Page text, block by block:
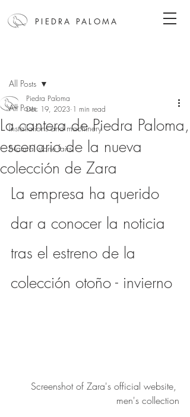
PIEDRA PALOMA
All Posts
Installations and machinery
Natural stone fairs
All Posts
La cantera de Piedra Paloma,
escenario de la nueva
colección de Zara
Piedra Paloma
Dec 19, 2023 1 min read
La empresa ha querido
dar a conocer la noticia
tras el estreno de la
colección otoño - invierno
Screenshot of Zara's official website,
men's collection